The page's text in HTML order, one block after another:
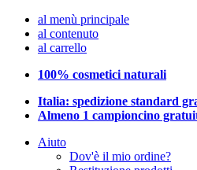
al menù principale
al contenuto
al carrello
100% cosmetici naturali
Italia: spedizione standard
Almeno 1 campioncino
Aiuto
Dov'è il mio ordine?